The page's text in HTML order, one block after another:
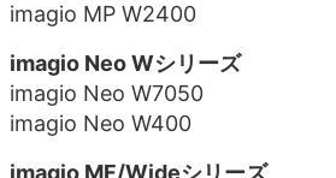
imagio MP W2400
imagio Neo Wシリーズ
imagio Neo W7050
imagio Neo W400
imagio MF/Wideシリーズ